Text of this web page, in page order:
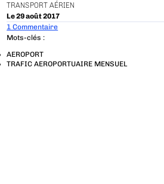
TRANSPORT AÉRIEN
Le 29 août 2017
1 Commentaire
Mots-clés :
AEROPORT
TRAFIC AEROPORTUAIRE MENSUEL